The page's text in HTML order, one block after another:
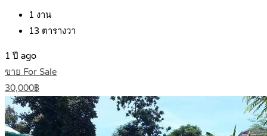
1 งาน
13 ตารางวา
1 ปี ago
ขาย For Sale
30,000฿